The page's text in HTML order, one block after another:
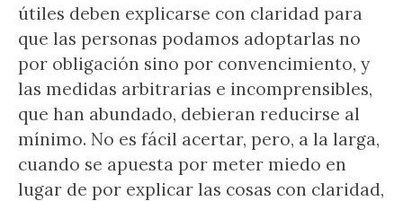
útiles deben explicarse con claridad para
que las personas podamos adoptarlas no
por obligación sino por convencimiento, y
las medidas arbitrarias e incomprensibles,
que han abundado, debieran reducirse al
mínimo. No es fácil acertar, pero, a la larga,
cuando se apuesta por meter miedo en
lugar de por explicar las cosas con claridad,